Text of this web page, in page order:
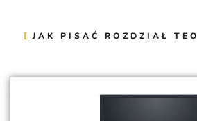
JAK PISAĆ ROZDZIAŁ